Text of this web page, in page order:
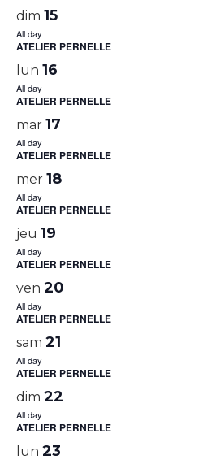
dim 15
All day
ATELIER PERNELLE
lun 16
All day
ATELIER PERNELLE
mar 17
All day
ATELIER PERNELLE
mer 18
All day
ATELIER PERNELLE
jeu 19
All day
ATELIER PERNELLE
ven 20
All day
ATELIER PERNELLE
sam 21
All day
ATELIER PERNELLE
dim 22
All day
ATELIER PERNELLE
lun 23